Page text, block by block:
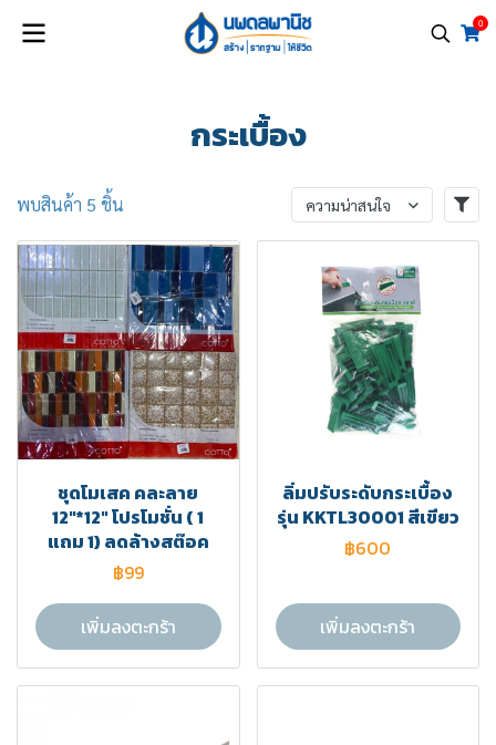
0
กระเบื้อง
พบสินค้า 5 ชิ้น ความน่าสนใจ
ชุดโมเสค คละลาย
12"*12" โปรโมชั่น ( 1
แถม 1) ลดล้างสต๊อค
฿99
เพิ่มลงตะกร้า
ลิ่มปรับระดับกระเบื้อง
รุ่น KKTL30001 สีเขียว
฿600
เพิ่มลงตะกร้า